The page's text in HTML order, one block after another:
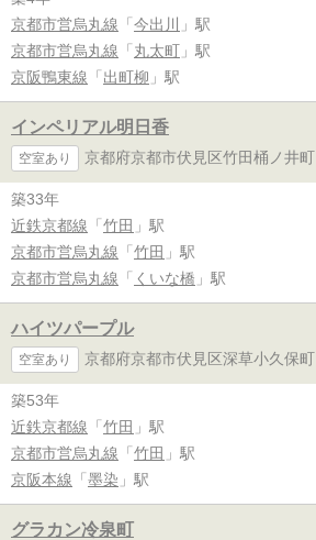
京都市営烏丸線 「 今出川
」駅
京都市営烏丸線 「 丸太町 」駅
京阪鴨東線 「 出町柳 」駅
インペリアル明日香
空室あり 京都府京都市伏見区竹田桶ノ井町
築33年
近鉄京都線 「 竹田 」駅
京都市営烏丸線 「 竹田 」駅
京都市営烏丸線 「 くいな橋 」駅
ハイツパープル
空室あり 京都府京都市伏見区深草小久保町
築53年
近鉄京都線 「 竹田 」駅
京都市営烏丸線 「 竹田 」駅
京阪本線 「 墨染 」駅
グラカン冷泉町